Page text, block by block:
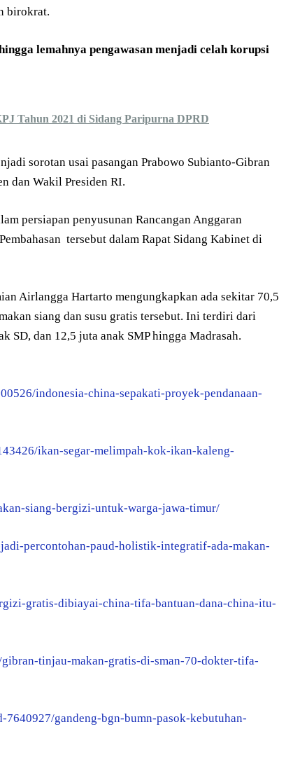
birokrat.
lemahnya pengawasan menjadi celah korupsi
Tahun 2021 di Sidang Paripurna DPRD
sorotan usai pasangan Prabowo Subianto-Gibran
dan Wakil Presiden RI.
persiapan penyusunan Rancangan Anggaran
tersebut dalam Rapat Sidang Kabinet di
Airlangga Hartarto mengungkapkan ada sekitar 70,5
siang dan susu gratis tersebut. Ini terdiri dari
SD, dan 12,5 juta anak SMP hingga Madrasah.
indonesia-china-sepakati-proyek-pendanaan-
ikan-segar-melimpah-kok-ikan-kaleng-
siang-bergizi-untuk-warga-jawa-timur/
percontohan-paud-holistik-integratif-ada-makan-
gratis-dibiayai-china-tifa-bantuan-dana-china-itu-
tinjau-makan-gratis-di-sman-70-dokter-tifa-
gandeng-bgn-bumn-pasok-kebutuhan-